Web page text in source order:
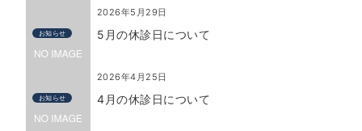
2026年5月29日
お知らせ 5月の休診日について
2026年4月25日
お知らせ 4月の休診日について